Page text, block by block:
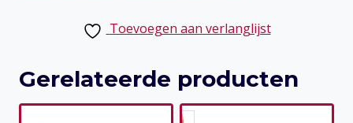
Toevoegen aan verlanglijst
Gerelateerde producten